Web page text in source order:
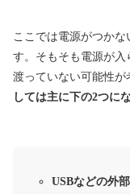
ここでは電源がつか
す。そもそも電源が入
渡っていない可能性が
しては主に下の2つに
USBなどの外